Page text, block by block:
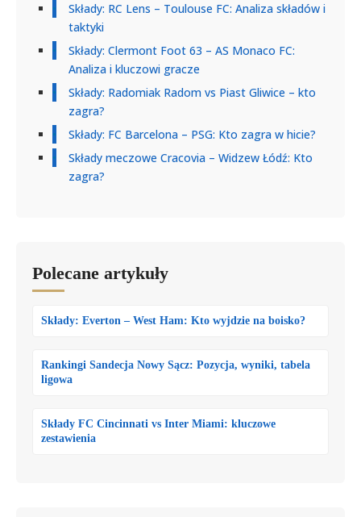
Składy: RC Lens – Toulouse FC: Analiza składów i
taktyki
Składy: Clermont Foot 63 – AS Monaco FC:
Analiza i kluczowi gracze
Składy: Radomiak Radom vs Piast Gliwice – kto
zagra?
Składy: FC Barcelona – PSG: Kto zagra w hicie?
Składy meczowe Cracovia – Widzew Łódź: Kto
zagra?
Polecane artykuły
Składy: Everton – West Ham: Kto wyjdzie na boisko?
Rankingi Sandecja Nowy Sącz: Pozycja, wyniki, tabela
ligowa
Składy FC Cincinnati vs Inter Miami: kluczowe
zestawienia